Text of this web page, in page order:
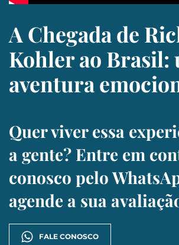
A Chegada de
Kohler ao Brasil:
aventura
Quer viver essa
a gente? Entre em
conosco pelo
agende a sua
FALE CONOSCO